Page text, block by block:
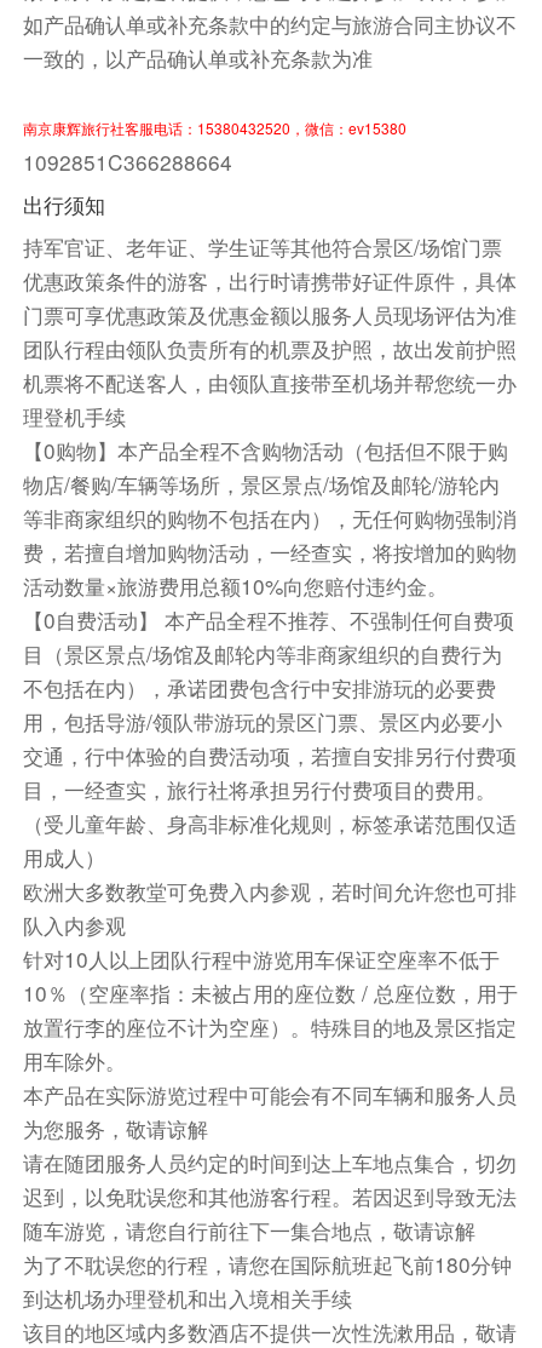
住宿
林茨席勒公园, 丽祺精选酒店 或 塔昂斯世界朵纳维尔
酒店 或 林茨乌尔法尔哈利之家酒店及公寓 或 林茨万
第9天
酒店内
乘车前往风景如画的月亮湖游览。
乘车前往“乐神莫扎特的故乡”——奥地利萨尔斯
堡，这里也是电影《音乐之声》的取景地。
中式团餐（六菜一汤）
尽情享受东欧慢生活
方便游览，敬请自理
餐饮
早餐：自理
中餐：自理
晚餐：自理
住宿
萨尔茨堡市假日酒店 或 萨尔茨堡多林特城市酒店 或
FourSide 萨尔茨堡酒店，温德姆 Trademark
Collection 或 萨尔茨堡城市美居酒店 或 海夫特豪夫
酒店 或 萨尔茨堡会议中心温德姆大酒店
第10天
酒店内
乘车前往世界文化遗产——哈尔施塔特湖区小镇。
湖区享受美好的湖光山色和悠闲时光。
方便游览，敬请自理
乘车前往奥地利第二大城市——格拉茨。
含上山往返电梯
乘车前往温泉小城黑维兹。
升级入住温泉小城黑维兹指定5钻温泉酒店
温泉酒店内西式晚餐。（包含在房费内，不吃不另
行退费）
餐饮
早餐：自理
中餐：自理
晚餐：自理
如产品确认单或补充条款中的约定与旅游合同主协议不
一致的，以产品确认单或补充条款为准
南京康辉旅行社客服电话：15380432520，微信：ev15380
1092851C366288664
出行须知
持军官证、老年证、学生证等其他符合景区/场馆门票
优惠政策条件的游客，出行时请携带好证件原件，具体
门票可享优惠政策及优惠金额以服务人员现场评估为准
团队行程由领队负责所有的机票及护照，故出发前护照
机票将不配送客人，由领队直接带至机场并帮您统一办
理登机手续
【0购物】本产品全程不含购物活动（包括但不限于购
物店/餐购/车辆等场所，景区景点/场馆及邮轮/游轮内
等非商家组织的购物不包括在内），无任何购物强制消
费，若擅自增加购物活动，一经查实，将按增加的购物
活动数量×旅游费用总额10%向您赔付违约金。
【0自费活动】 本产品全程不推荐、不强制任何自费项
目（景区景点/场馆及邮轮内等非商家组织的自费行为
不包括在内），承诺团费包含行中安排游玩的必要费
用，包括导游/领队带游玩的景区门票、景区内必要小
交通，行中体验的自费活动项，若擅自安排另行付费项
目，一经查实，旅行社将承担另行付费项目的费用。
（受儿童年龄、身高非标准化规则，标签承诺范围仅适
用成人）
欧洲大多数教堂可免费入内参观，若时间允许您也可排
队入内参观
针对10人以上团队行程中游览用车保证空座率不低于
10％（空座率指：未被占用的座位数 / 总座位数，用于
放置行李的座位不计为空座）。特殊目的地及景区指定
用车除外。
本产品在实际游览过程中可能会有不同车辆和服务人员
为您服务，敬请谅解
请在随团服务人员约定的时间到达上车地点集合，切勿
迟到，以免耽误您和其他游客行程。若因迟到导致无法
随车游览，请您自行前往下一集合地点，敬请谅解
为了不耽误您的行程，请您在国际航班起飞前180分钟
到达机场办理登机和出入境相关手续
该目的地区域内多数酒店不提供一次性洗漱用品，敬请